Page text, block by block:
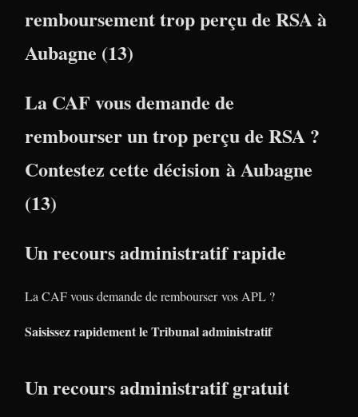
remboursement trop perçu de RSA à
Aubagne (13)
La CAF vous demande de
rembourser un trop perçu de RSA ?
Contestez cette décision à Aubagne
(13)
Un recours administratif rapide
La CAF vous demande de rembourser vos APL ?
Saisissez rapidement le Tribunal administratif
Un recours administratif gratuit